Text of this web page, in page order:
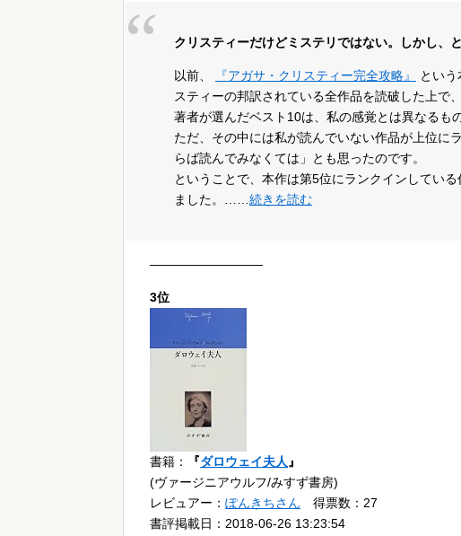
クリスティーだけどミステリではない。しかし、
以前、 『アガサ・クリスティー完全攻略』
とい
スティーの邦訳されている全作品を読破した上で
著者が選んだベスト10は、私の感覚とは異なるも
ただ、その中には私が読んでいない作品が上位に
らば読んでみなくては」とも思ったのです。
ということで、本作は第5位にランクインしてい
ました。……続きを読む
—————————
3位
書籍： 『ダロウェイ夫人』
(ヴァージニアウルフ/みすず書房)
レビュアー： ぽんきちさん 得票数：27
書評掲載日：2018-06-26 13:23:54